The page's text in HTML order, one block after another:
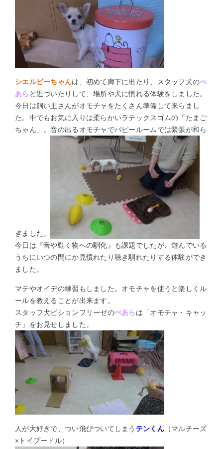
シエルビーちゃんは、初めて廊下に出たり、スタッフ犬のぺ
あら と近づいたりして、場所や犬に慣れる体験をしました。
今日は飼い主さんがオモチャをたくさん準備して来らまし
た。中でもお気に入りは柔らかいラテックスゴムの「たまご
ちゃん」。音の出るオモチャでパピールームでは緊張が和ら
ぎました。
今日は『音や動く物への馴化』も課題でしたが、遊んでいる
うちにいつの間にか見慣れたり聴き馴れたりする体験ができ
ました。
マテやオイデの練習もしました。オモチャを使うと楽しくル
ールを教えることが出来ます。
スタッフ犬ビションフリーゼのぺあらは 「オモチャ・キャッ
チ」をお見せしました。
人が大好きで、つい飛びついてしまう テンくん（マルチーズ
×トイプードル）